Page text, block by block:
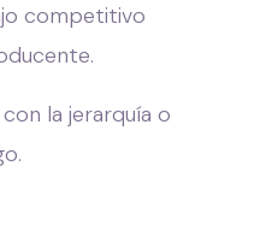
competitivo
la jerarquía o